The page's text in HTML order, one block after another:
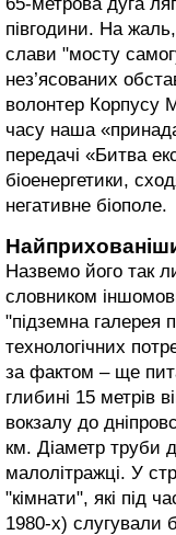
півгодини. На
слави "мосту
нез’ясованих
волонтер Корпусу
часу наша
передачі «Битва
біоенергетики,
негативне біополе.
Назвемо його так
словником
"підземна галерея
технологічних
за фактом – ще
глибині 15 метрів
вокзалу до
км. Діаметр труби
малолітражці. У
"кімнати", які під
1980-х) слугували